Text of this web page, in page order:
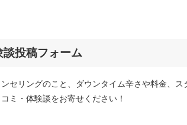
談投稿フォーム
セリングのこと、ダウンタイム辛さや料金、ス
ミ・体験談をお寄せください！